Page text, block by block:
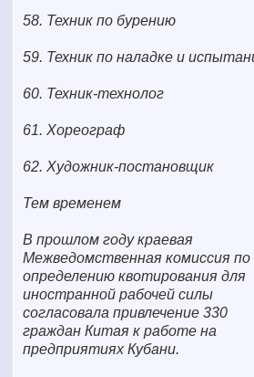
58. Техник по бурению
59. Техник по наладке и
60. Техник-технолог
61. Хореограф
62. Художник-постановщик
Тем временем
В прошлом году краевая
Межведомственная комиссия по
определению квотирования для
иностранной рабочей силы
согласовала привлечение 330
граждан Китая к работе на
предприятиях Кубани.